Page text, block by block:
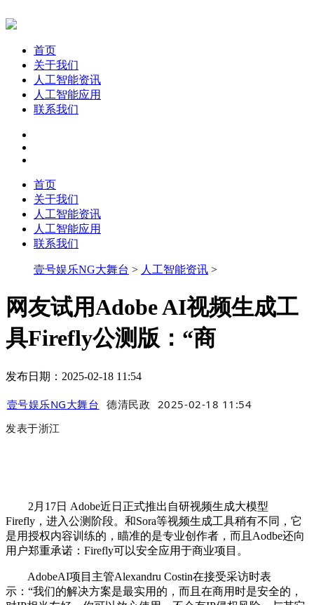
首页
关于我们
人工智能资讯
人工智能应用
联系我们
首页
关于我们
人工智能资讯
人工智能应用
联系我们
壹号娱乐NG大舞台 > 人工智能资讯 >
网友试用Adobe AI视频生成工
具Firefly公测版：“商
发布日期：2025-02-18 11:54
壹号娱乐NG大舞台 德清民政 2025-02-18 11:54
发表于浙江
2月17日 Adobe近日正式推出自研视频生成大模型
Firefly，进入公测阶段。和Sora等视频生成工具稍有不同，它
是用授权内容训练的，瞄准的是专业创作者，而且Aodbe还向
用户郑重承诺：Firefly可以安全应用于商业项目。
AdobeAI项目主管Alexandru Costin在接受采访时表
示：“我们的解决方案是最实用的，而且在商用时是安全的，